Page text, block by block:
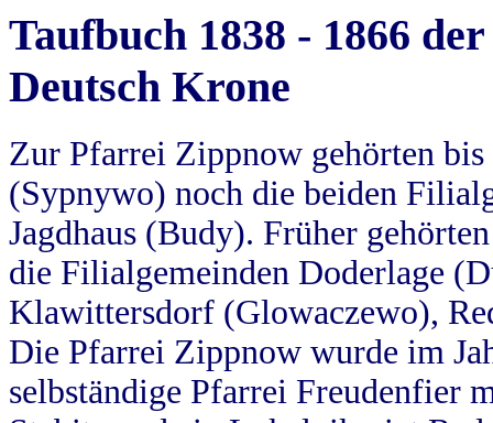
Taufbuch 1838 - 1866
Deutsch Krone
Zur Pfarrei Zippnow gehörten
(Sypnywo) noch die beiden
Jagdhaus (Budy). Früher
die Filialgemeinden Doderlage
Klawittersdorf (Glowaczewo),
Die Pfarrei Zippnow wurde im
selbständige Pfarrei Freudenfier